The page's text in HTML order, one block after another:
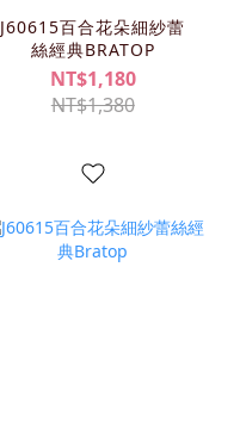
J60615百合花朵細紗蕾
絲經典BRATOP
NT$1,180
NT$1,380